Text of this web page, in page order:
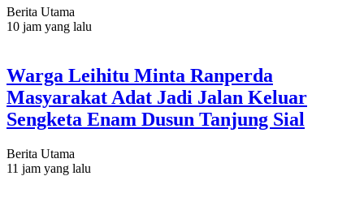
Berita Utama
10 jam yang lalu
Warga Leihitu Minta Ranperda
Masyarakat Adat Jadi Jalan Keluar
Sengketa Enam Dusun Tanjung Sial
Berita Utama
11 jam yang lalu